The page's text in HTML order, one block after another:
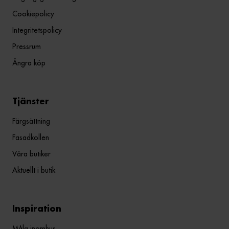
Cookiepolicy
Integritetspolicy
Pressrum
Ångra köp
Tjänster
Färgsättning
Fasadkollen
Våra butiker
Aktuellt i butik
Inspiration